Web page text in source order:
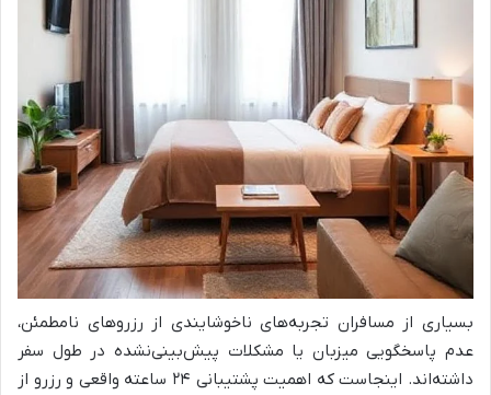
بسیاری از مسافران تجربه‌های ناخوشایندی از رزروهای نامطمئن،
عدم پاسخگویی میزبان یا مشکلات پیش‌بینی‌نشده در طول سفر
داشته‌اند. اینجاست که اهمیت پشتیبانی ۲۴ ساعته واقعی و رزرو از